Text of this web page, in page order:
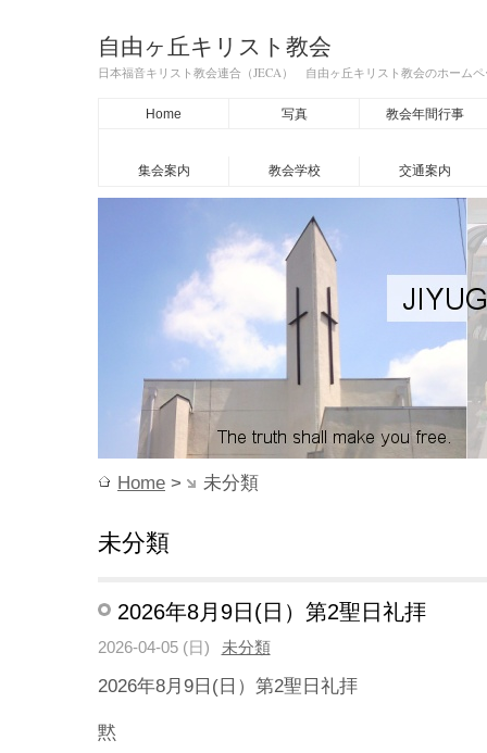
自由ヶ丘キリスト教会
日本福音キリスト教会連合（JECA） 自由ヶ丘キリスト教会のホーム
Home 写真 教会年間行事
集会案内 教会学校 交通案内
Home > 未分類
未分類
2026年8月9日(日）第2聖日礼拝
2026-04-05 (日) 未分類
2026年8月9日(日）第2聖日礼拝
黙